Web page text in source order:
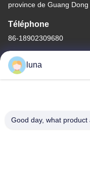
province de Guang Dong
Téléphone
86-18902309680
Bonne qualité de la
Chemical
luna
Good day, what